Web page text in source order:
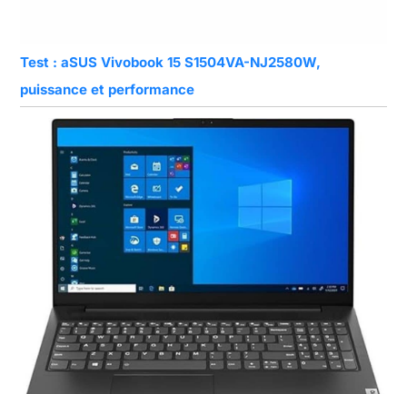
Test : aSUS Vivobook 15 S1504VA-NJ2580W,
puissance et performance